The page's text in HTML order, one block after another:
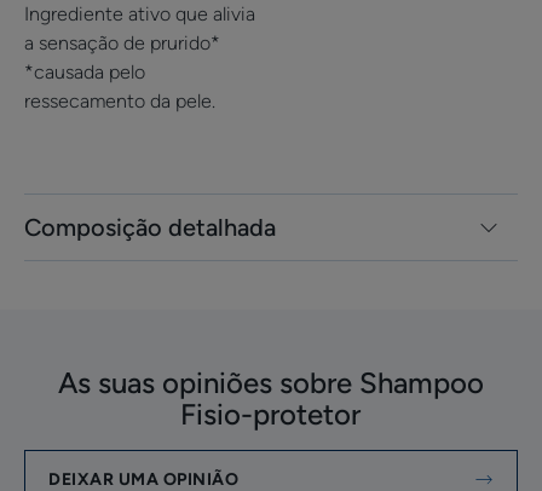
Composição detalhada
Ingrediente ativo que alivia
a sensação de prurido*
*causada pelo
ressecamento da pele.
As suas opiniões sobre Shampoo
Fisio-protetor
DEIXAR UMA OPINIÃO